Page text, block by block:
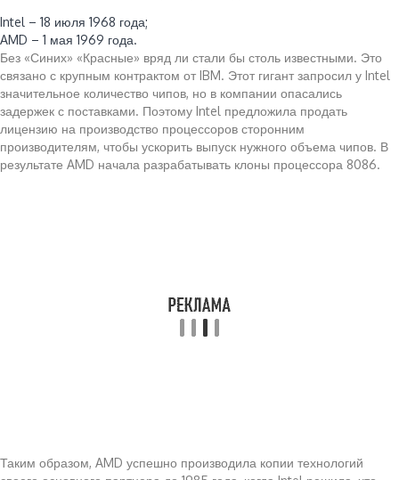
Intel – 18 июля 1968 года;
AMD – 1 мая 1969 года.
Без «Синих» «Красные» вряд ли стали бы столь известными. Это
связано с крупным контрактом от IBM. Этот гигант запросил у Intel
значительное количество чипов, но в компании опасались
задержек с поставками. Поэтому Intel предложила продать
лицензию на производство процессоров сторонним
производителям, чтобы ускорить выпуск нужного объема чипов. В
результате AMD начала разрабатывать клоны процессора 8086.
Таким образом, AMD успешно производила копии технологий